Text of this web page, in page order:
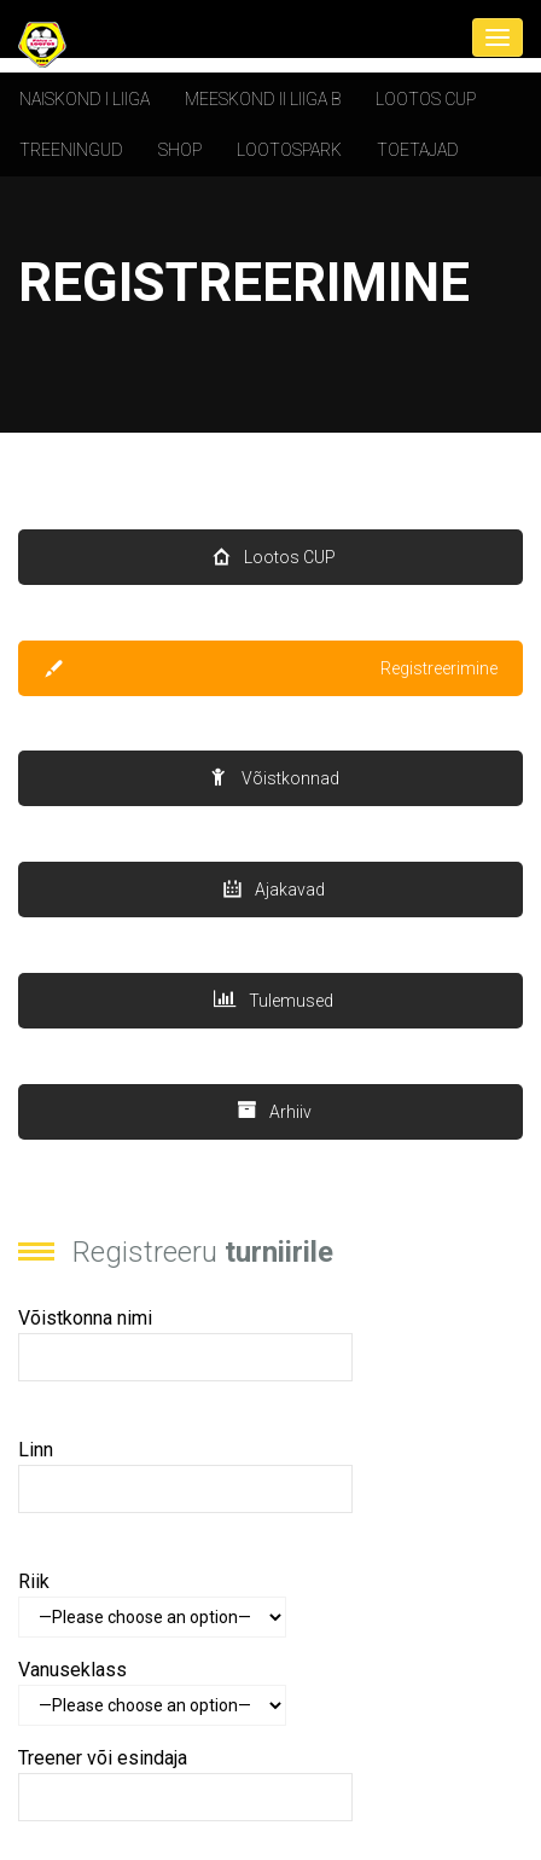
NAISKOND I LIIGA MEESKOND II LIIGA B LOOTOS CUP
TREENINGUD SHOP LOOTOSPARK TOETAJAD
REGISTREERIMINE
Lootos CUP
Registreerimine
Võistkonnad
Ajakavad
Tulemused
Arhiiv
Registreeru turniirile
Võistkonna nimi
Linn
Riik
Vanuseklass
Treener või esindaja